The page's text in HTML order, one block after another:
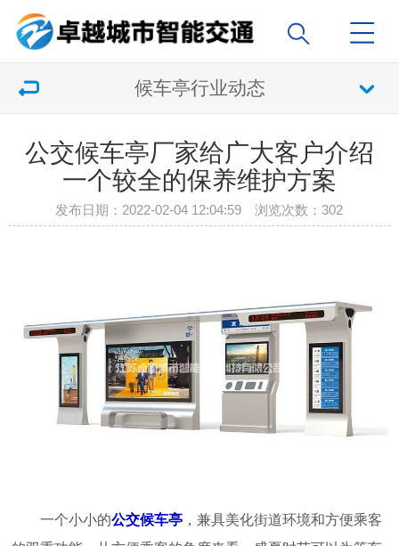
候车亭行业动态
公交候车亭厂家给广大客户介绍
一个较全的保养维护方案
发布日期：2022-02-04 12:04:59 浏览次数：302
一个小小的公交候车亭 ，兼具美化街道环境和方便乘客